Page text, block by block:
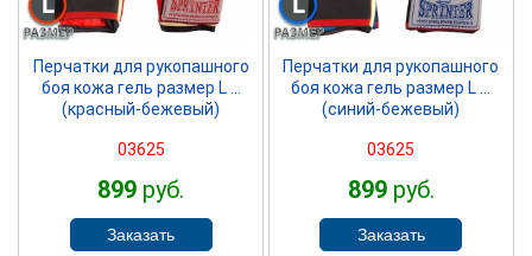
Перчатки для рукопашного
боя кожа гель размер L ...
(красный-бежевый)
03625
899 руб.
Перчатки для рукопашного
боя кожа гель размер L ...
(синий-бежевый)
03625
899руб.